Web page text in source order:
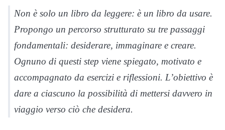
Non è solo un libro da leggere: è un libro da usare.
Propongo un percorso strutturato su tre passaggi
fondamentali: desiderare, immaginare e creare.
Ognuno di questi step viene spiegato, motivato e
accompagnato da esercizi e riflessioni. L’obiettivo è
dare a ciascuno la possibilità di mettersi davvero in
viaggio verso ciò che desidera.